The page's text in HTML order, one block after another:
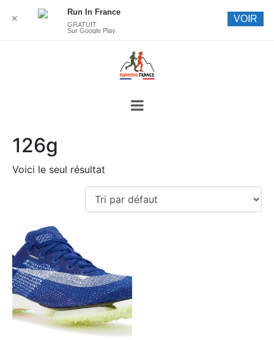
126g
Voici le seul résultat
✕
Run In France
GRATUIT
Sur Google Play
VOIR